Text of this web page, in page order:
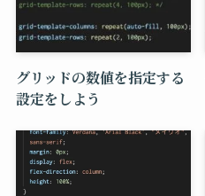
グリッドの数値を指定する
設定をしよう